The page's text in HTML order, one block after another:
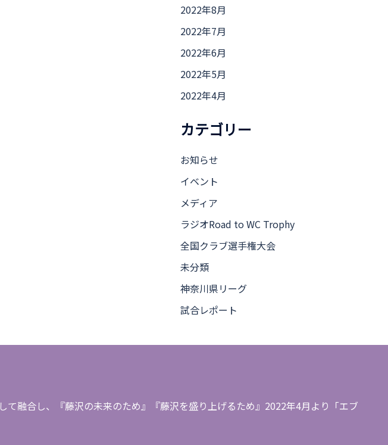
2022年8月
2022年7月
2022年6月
2022年5月
2022年4月
カテゴリー
お知らせ
イベント
メディア
ラジオRoad to WC Trophy
全国クラブ選手権大会
未分類
神奈川県リーグ
試合レポート
融合し、『藤沢の未来のため』『藤沢を盛り上げるため』2022年4月より「エブ